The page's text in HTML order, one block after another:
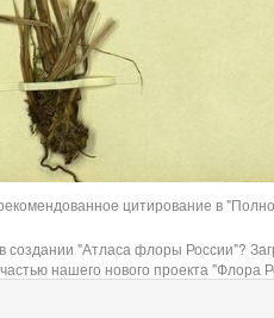
цитирование в
создании "Атласа флоры России"?
частью нашего нового проекта "Флора